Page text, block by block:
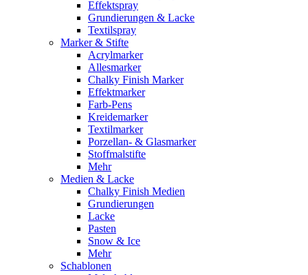
Effektspray
Grundierungen & Lacke
Textilspray
Marker & Stifte
Acrylmarker
Allesmarker
Chalky Finish Marker
Effektmarker
Farb-Pens
Kreidemarker
Textilmarker
Porzellan- & Glasmarker
Stoffmalstifte
Mehr
Medien & Lacke
Chalky Finish Medien
Grundierungen
Lacke
Pasten
Snow & Ice
Mehr
Schablonen